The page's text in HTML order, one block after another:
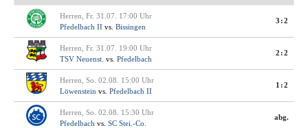
Herren, Fr. 31.07. 17:00 Uhr
Pfedelbach II vs. Bissingen
3:2
Herren, Fr. 31.07. 19:00 Uhr
TSV Neuenst. vs. Pfedelbach
2:2
Herren, So. 02.08. 15:00 Uhr
Löwenstein vs. Pfedelbach II
1:2
Herren, So. 02.08. 15:30 Uhr
Pfedelbach vs. SC Stei.-Co.
abg.